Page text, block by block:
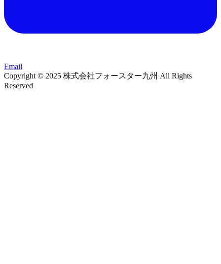
Email
Copyright © 2025 株式会社フォースター九州 All Rights
Reserved